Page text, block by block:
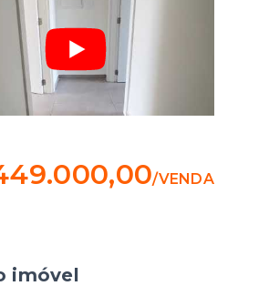
/VENDA
imóvel